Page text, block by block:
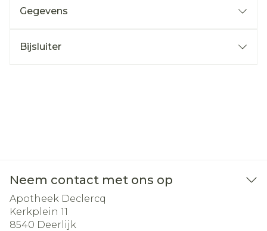
Gegevens
Bijsluiter
Neem contact met ons op
Apotheek Declercq
Kerkplein 11
8540 Deerlijk